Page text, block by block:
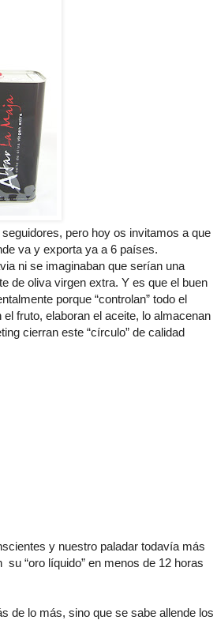
pero hoy os invitamos a que
va y exporta ya a 6 países.
ni se imaginaban que serían una
de oliva virgen extra. Y es que el buen
porque “controlan” todo el
fruto, elaboran el aceite, lo almacenan
cierran este “círculo” de calidad
y nuestro paladar todavía más
“oro líquido” en menos de 12 horas
de lo más, sino que se sabe allende los